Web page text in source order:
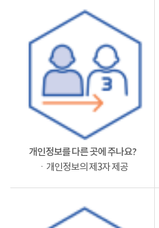
개인정보를 다른 곳에 주나요?
ㆍ개인정보의 제3자 제공